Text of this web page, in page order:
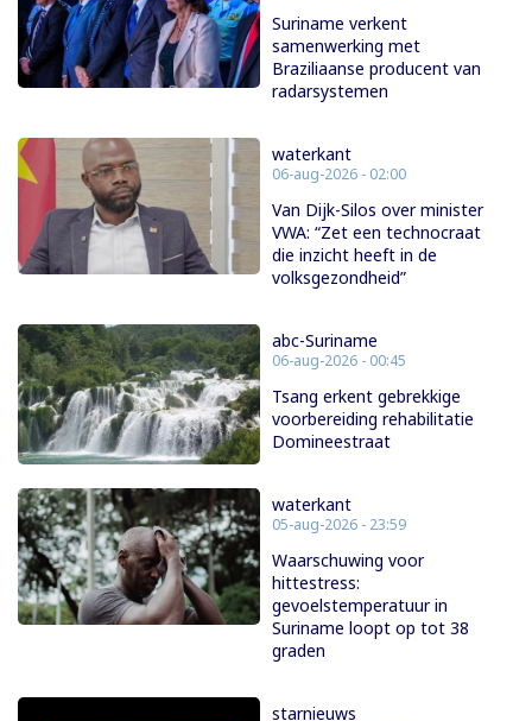
Suriname verkent
samenwerking met
Braziliaanse producent van
radarsystemen
waterkant
06-aug-2026 - 02:00
Van Dijk-Silos over minister
VWA: “Zet een technocraat
die inzicht heeft in de
volksgezondheid”
abc-Suriname
06-aug-2026 - 00:45
Tsang erkent gebrekkige
voorbereiding rehabilitatie
Domineestraat
waterkant
05-aug-2026 - 23:59
Waarschuwing voor
hittestress:
gevoelstemperatuur in
Suriname loopt op tot 38
graden
starnieuws